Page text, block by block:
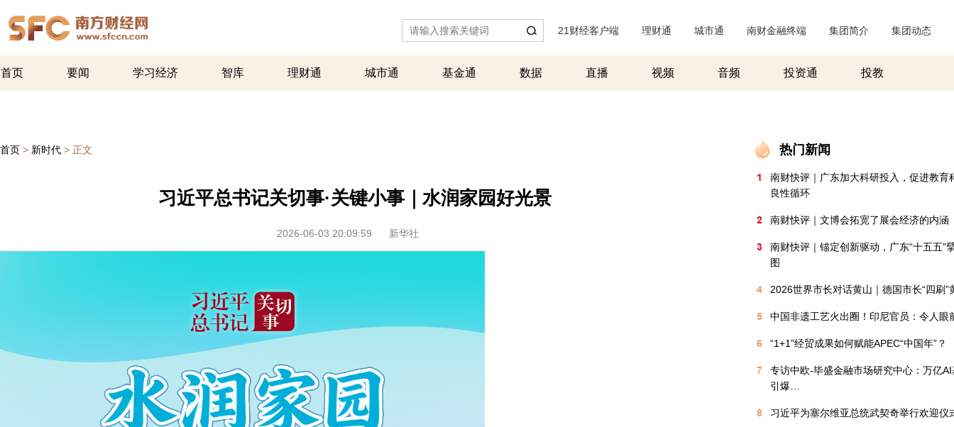
21财经客户端 理财通 城市通 南财金融终端 集团简介 集团动态
首页 要闻 学习经济 智库 理财通 城市通 基金通 数据 直播 视频 音频 投资通 投教
首页 > 新时代 > 正文
习近平总书记关切事·关键小事｜水润家园好光景
2026-06-03 20:09:59 新华社
热门新闻
1
南财快评｜广东加大科研投入，促进教育
良性循环
2 南财快评｜文博会拓宽了展会经济的内涵
3
南财快评｜锚定创新驱动，广东“十五五”
图
4 2026世界市长对话黄山｜德国市长“四刷”
5 中国非遗工艺火出圈！印尼官员：令人眼
6 “1+1”经贸成果如何赋能APEC“中国年”？
7
专访中欧-毕盛金融市场研究中心：万亿
引爆…
8 习近平为塞尔维亚总统武契奇举行欢迎仪